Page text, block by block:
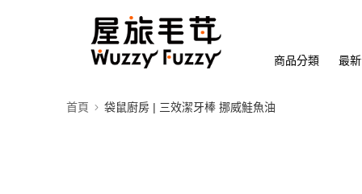
商品分類 最
首頁 袋鼠廚房 | 三效潔牙棒 挪威鮭魚油